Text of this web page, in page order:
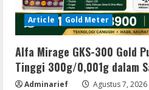
Article Gold Meter
Alfa Mirage GKS-300 Gold
Tinggi 300g/0,001g dalam
Adminarief Agustus 7, 2026